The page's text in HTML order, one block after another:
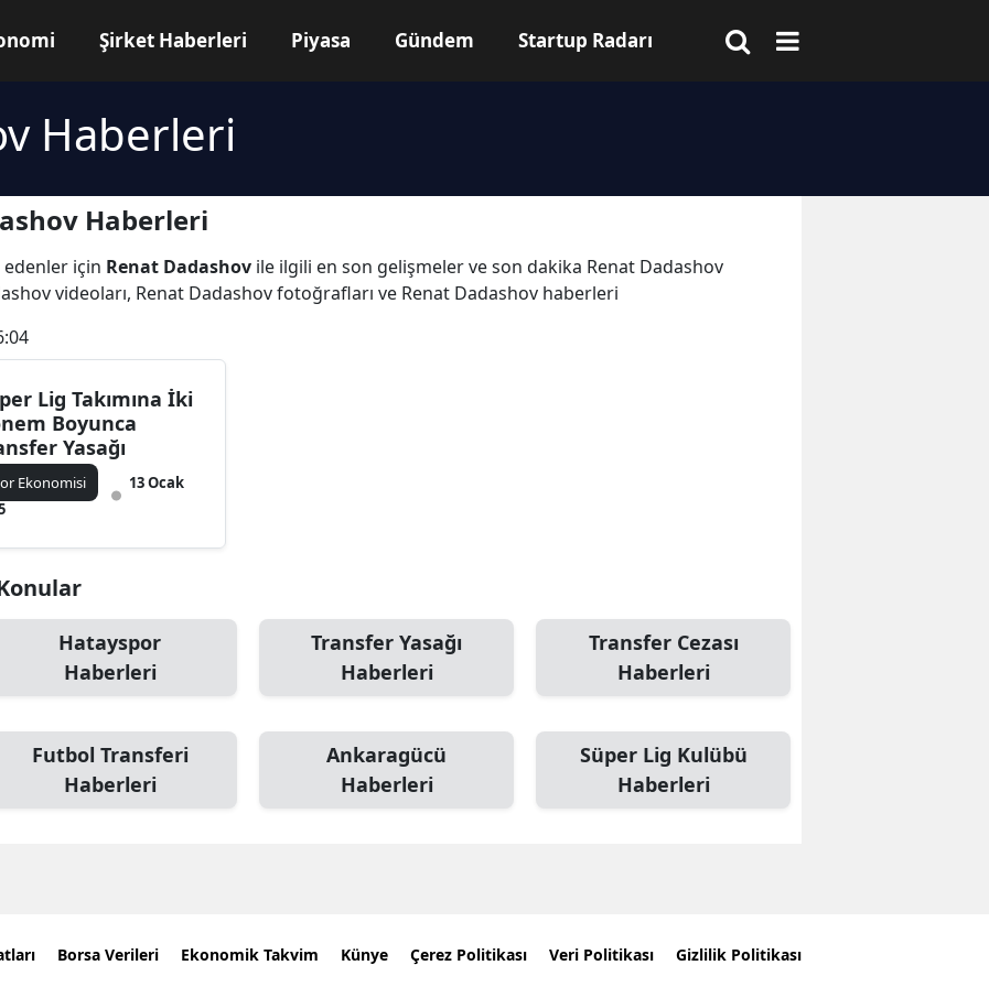
Şirket Haberleri Piyasa Gündem Startup Radarı
Haberleri
Haberleri
için Renat Dadashov ile ilgili en son gelişmeler ve son dakika Renat Dadashov
videoları, Renat Dadashov fotoğrafları ve Renat Dadashov haberleri
Lig Takımına İki
Boyunca
Yasağı
Ekonomisi
13 Ocak
Hatayspor
Haberleri
Transfer Yasağı
Haberleri
Transfer Cezası
Haberleri
Futbol Transferi
Haberleri
Ankaragücü
Haberleri
Süper Lig Kulübü
Haberleri
Borsa Verileri Ekonomik Takvim Künye Çerez Politikası Veri Politikası Gizlilik Politikası